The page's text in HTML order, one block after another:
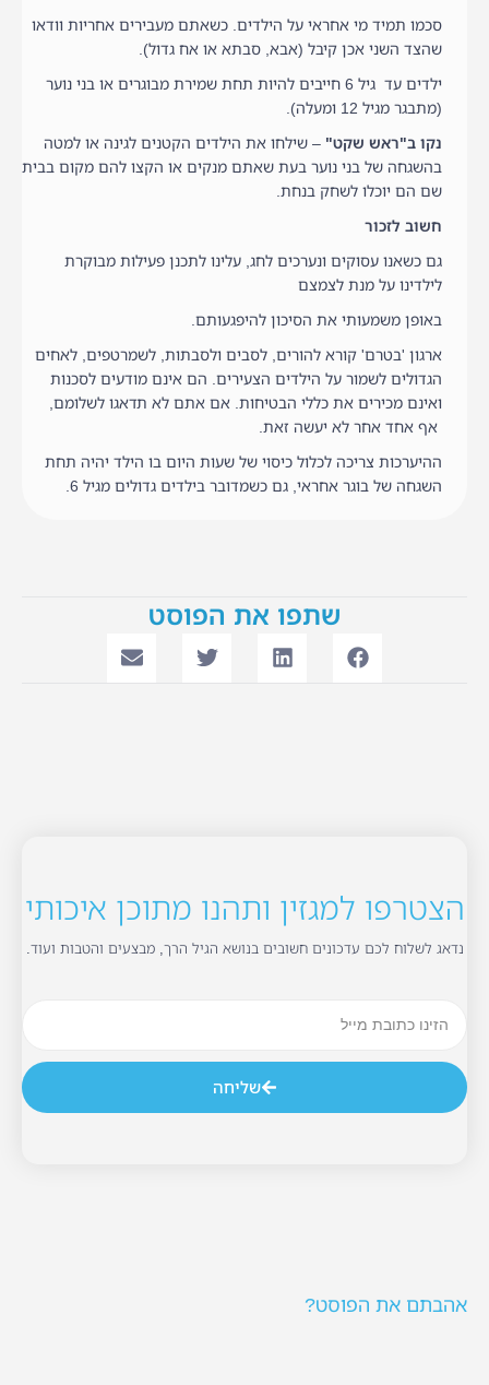
סכמו תמיד מי אחראי על הילדים. כשאתם מעבירים אחריות וודאו
שהצד השני אכן קיבל (אבא, סבתא או אח גדול).
ילדים עד גיל 6 חייבים להיות תחת שמירת מבוגרים או בני נוער
(מתבגר מגיל 12 ומעלה).
נקו ב"ראש שקט"– שילחו את הילדים הקטנים לגינה או למטה
בהשגחה של בני נוער בעת שאתם מנקים או הקצו להם מקום בבית
שם הם יוכלו לשחק בנחת.
חשוב לזכור
גם כשאנו עסוקים ונערכים לחג, עלינו לתכנן פעילות מבוקרת
לילדינו על מנת לצמצם
באופן משמעותי את הסיכון להיפגעותם.
ארגון 'בטרם' קורא להורים, לסבים ולסבתות, לשמרטפים, לאחים
הגדולים לשמור על הילדים הצעירים. הם אינם מודעים לסכנות
ואינם מכירים את כללי הבטיחות. אם אתם לא תדאגו לשלומם,
אף אחד אחר לא יעשה זאת.
ההיערכות צריכה לכלול כיסוי של שעות היום בו הילד יהיה תחת
השגחה של בוגר אחראי, גם כשמדובר בילדים גדולים מגיל 6.
שתפו את הפוסט
הצטרפו למגזין ותהנו מתוכן איכותי
נדאג לשלוח לכם עדכונים חשובים בנושא הגיל הרך, מבצעים והטבות ועוד.
שליחה
אהבתם את הפוסט?